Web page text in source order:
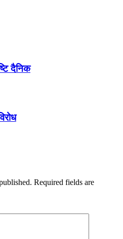
दैनिक
Required fields are